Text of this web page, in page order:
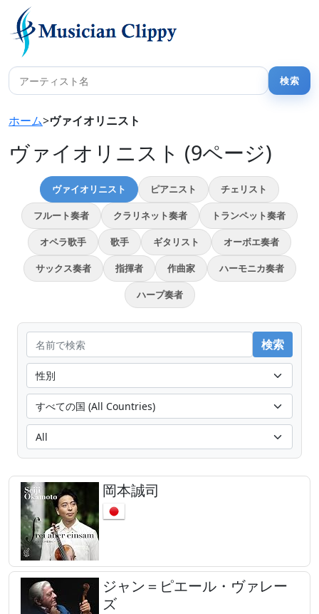
ホーム>ヴァイオリニスト
ヴァイオリニスト (9ページ)
ヴァイオリニスト ピアニスト チェリスト
フルート奏者 クラリネット奏者 トランペット奏者
オペラ歌手 歌手 ギタリスト オーボエ奏者
サックス奏者 指揮者 作曲家 ハーモニカ奏者
ハープ奏者
岡本誠司
ジャン＝ピエール・ヴァレー
ズ